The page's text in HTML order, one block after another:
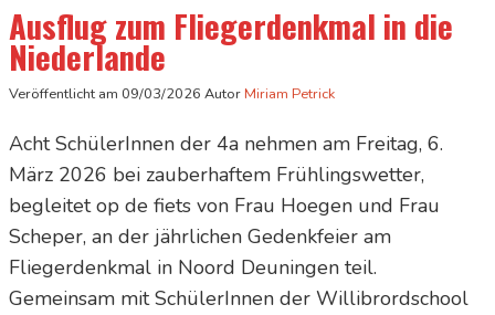
Ausflug zum Fliegerdenkmal in die
Niederlande
Veröffentlicht am 09/03/2026 AutorMiriam Petrick
Acht SchülerInnen der 4a nehmen am Freitag, 6.
März 2026 bei zauberhaftem Frühlingswetter,
begleitet op de fiets von Frau Hoegen und Frau
Scheper, an der jährlichen Gedenkfeier am
Fliegerdenkmal in Noord Deuningen teil.
Gemeinsam mit SchülerInnen der Willibrordschool